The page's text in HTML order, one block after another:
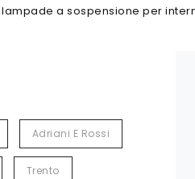
a sospensione per
Adriani E Rossi
Trento